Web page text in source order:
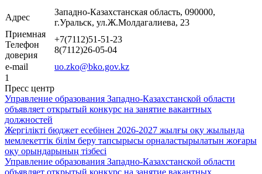
Адрес
Западно-Казахстанская область, 090000,
г.Уральск, ул.Ж.Молдагалиева, 23
Приемная
Телефон
доверия
+7(7112)51-51-23
8(7112)26-05-04
e-mail
uo.zko@bko.gov.kz
1
Пресс центр
Управление образования Западно-Казахстанской области
объявляет открытый конкурс на занятие вакантных
должностей
Жергілікті бюджет есебінен 2026-2027 жылғы оқу жылында
мемлекеттік білім беру тапсырысы орналастырылатын жоғары
оқу орындарының тізбесі
Управление образования Западно-Казахстанской области
объявляет открытый конкурс на занятие вакантных